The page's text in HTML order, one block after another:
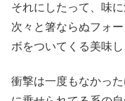
それにしたって、味
次々と箸ならぬフォ
ボをついてくる美味し
衝撃は一度もなかっ